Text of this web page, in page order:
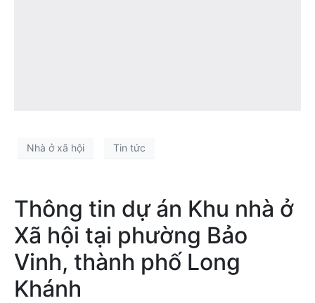
Nhà ở xã hội Tin tức
Thông tin dự án Khu nhà ở
Xã hội tại phường Bảo
Vinh, thành phố Long
Khánh